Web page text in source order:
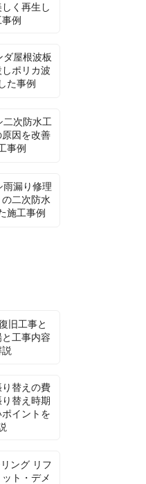
く再生し
例
ダ屋根波板
しポリカ波
た事例
二次防水工
因を改善
事例
雨漏り修理
の二次防水
施工事例
旧工事と
工事内容
替えの費
替え時期
イントを
ング リフ
ト・デメ